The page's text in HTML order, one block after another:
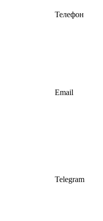
Телефон
Email
Telegram